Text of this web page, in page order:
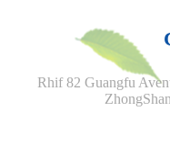
Rhif 82 Guangfu